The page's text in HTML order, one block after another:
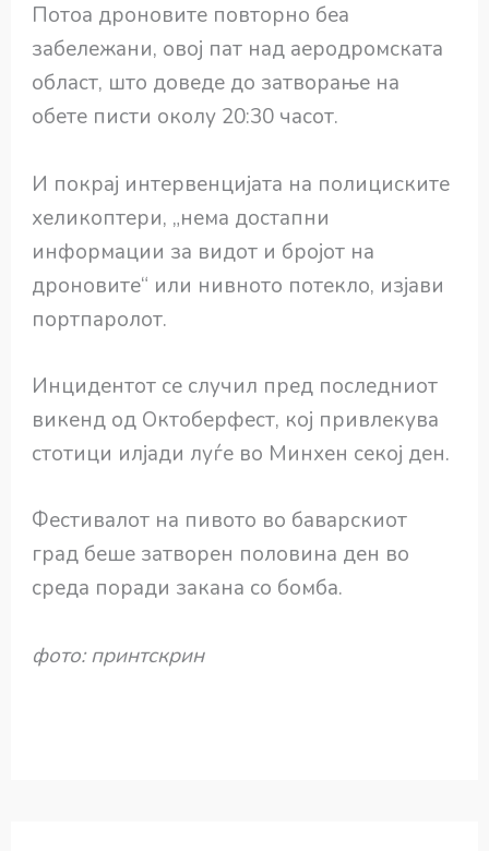
Потоа дроновите повторно беа
забележани, овој пат над аеродромската
област, што доведе до затворање на
обете писти околу 20:30 часот.
И покрај интервенцијата на полициските
хеликоптери, „нема достапни
информации за видот и бројот на
дроновите“ или нивното потекло, изјави
портпаролот.
Инцидентот се случил пред последниот
викенд од Октоберфест, кој привлекува
стотици илјади луѓе во Минхен секој ден.
Фестивалот на пивото во баварскиот
град беше затворен половина ден во
среда поради закана со бомба.
фото: принтскрин